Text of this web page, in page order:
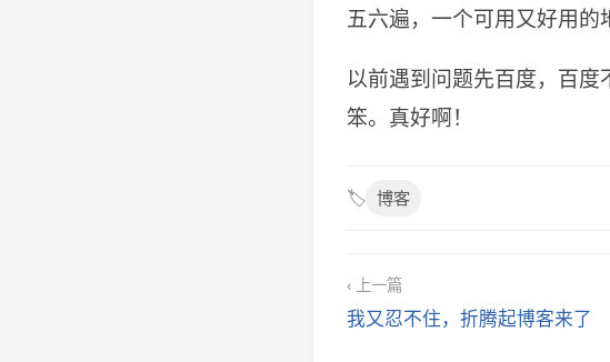
五六遍，一个可用又好用的
以前遇到问题先百度，百
笨。真好啊！
🏷️ 博客
‹ 上一篇
我又忍不住，折腾起博客来了